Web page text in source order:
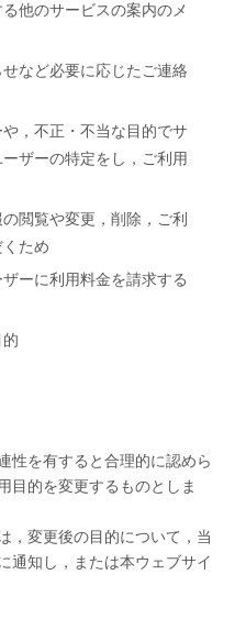
他のサービスの案内のメ
など必要に応じたご連絡
，不正・不当な目的でサ
ザーの特定をし，ご利用
閲覧や変更，削除，ご利
ため
ーに利用料金を請求する
的
性を有すると合理的に認めら
目的を変更するものとしま
，変更後の目的について，当
通知し，または本ウェブサイ